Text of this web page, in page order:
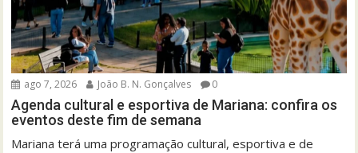
ago 7, 2026 João B. N. Gonçalves 0
Agenda cultural e esportiva de Mariana: confira os
eventos deste fim de semana
Mariana terá uma programação cultural, esportiva e de